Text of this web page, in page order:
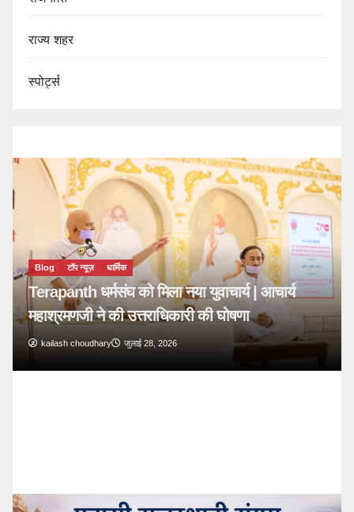
राज्य शहर
स्पोर्ट्स
Blog टॉप न्यूज़ धार्मिक
Terapanth धर्मसंघ को मिला नया युवाचार्य | आचार्य
महाश्रमणजी ने की उत्तराधिकारी की घोषणा
kailash choudhary जुलाई 28, 2026